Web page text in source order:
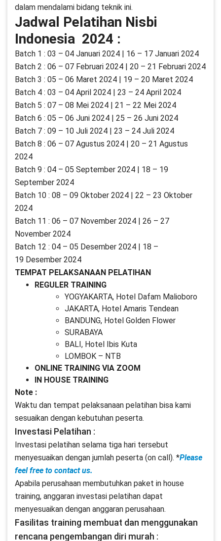
dalam mendalami bidang teknik ini.
Jadwal Pelatihan Nisbi
Indonesia 2024 :
Batch 1 : 03 – 04 Januari 2024 | 16 – 17 Januari 2024
Batch 2 : 06 – 07 Februari 2024 | 20 – 21 Februari 2024
Batch 3 : 05 – 06 Maret 2024 | 19 – 20 Maret 2024
Batch 4 : 03 – 04 April 2024 | 23 – 24 April 2024
Batch 5 : 07 – 08 Mei 2024 | 21 – 22 Mei 2024
Batch 6 : 05 – 06 Juni 2024 | 25 – 26 Juni 2024
Batch 7 : 09 – 10 Juli 2024 | 23 – 24 Juli 2024
Batch 8 : 06 – 07 Agustus 2024 | 20 – 21 Agustus
2024
Batch 9 : 04 – 05 September 2024 | 18 – 19
September 2024
Batch 10 : 08 – 09 Oktober 2024 | 22 – 23 Oktober
2024
Batch 11 : 06 – 07 November 2024 | 26 – 27
November 2024
Batch 12 : 04 – 05 Desember 2024 | 18 –
19 Desember 2024
TEMPAT PELAKSANAAN PELATIHAN
REGULER TRAINING
YOGYAKARTA, Hotel Dafam Malioboro
JAKARTA, Hotel Amaris Tendean
BANDUNG, Hotel Golden Flower
SURABAYA
BALI, Hotel Ibis Kuta
LOMBOK – NTB
ONLINE TRAINING VIA ZOOM
IN HOUSE TRAINING
Note :
Waktu dan tempat pelaksanaan pelatihan bisa kami
sesuaikan dengan kebutuhan peserta.
Investasi Pelatihan :
Investasi pelatihan selama tiga hari tersebut
menyesuaikan dengan jumlah peserta (on call). *Please
feel free to contact us.
Apabila perusahaan membutuhkan paket in house
training, anggaran investasi pelatihan dapat
menyesuaikan dengan anggaran perusahaan.
Fasilitas training membuat dan menggunakan
rencana pengembangan diri murah :